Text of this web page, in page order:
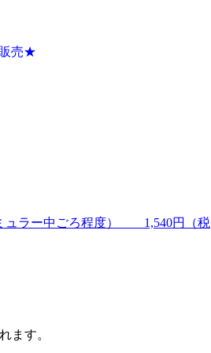
売★
ュラー中ごろ程度） 1,540円（税
ます。